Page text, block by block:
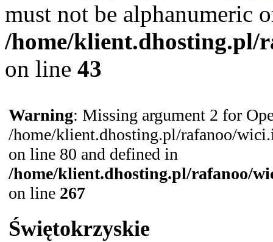
must not be alphanumeric
/home/klient.dhosting.pl/
on line 43
Warning: Missing argument 2 for
/home/klient.dhosting.pl/rafanoo/
on line 80 and defined in
/home/klient.dhosting.pl/rafanoo/
on line 267
Świętokrzyskie